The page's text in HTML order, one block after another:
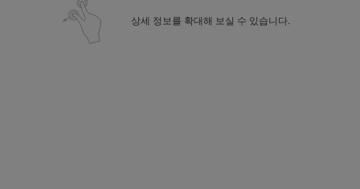
상세 정보를 확대해 보실 수 있습니다.